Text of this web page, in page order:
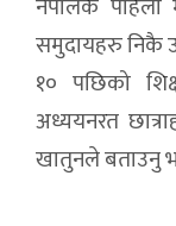
नेपालकै
समुदायहरु निकै
१० पछिको
अध्ययनरत
खातुनले बताउनु